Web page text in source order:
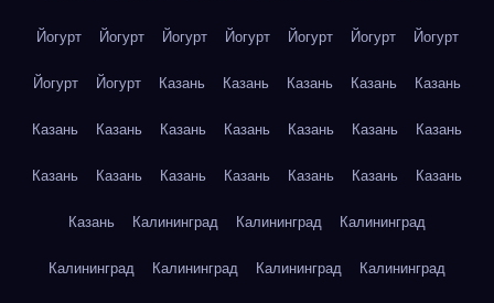
Йогурт Йогурт Йогурт Йогурт Йогурт Йогурт Йогурт
Йогурт Йогурт Казань Казань Казань Казань Казань
Казань Казань Казань Казань Казань Казань Казань
Казань Казань Казань Казань Казань Казань Казань
Казань Калининград Калининград Калининград
Калининград Калининград Калининград Калининград